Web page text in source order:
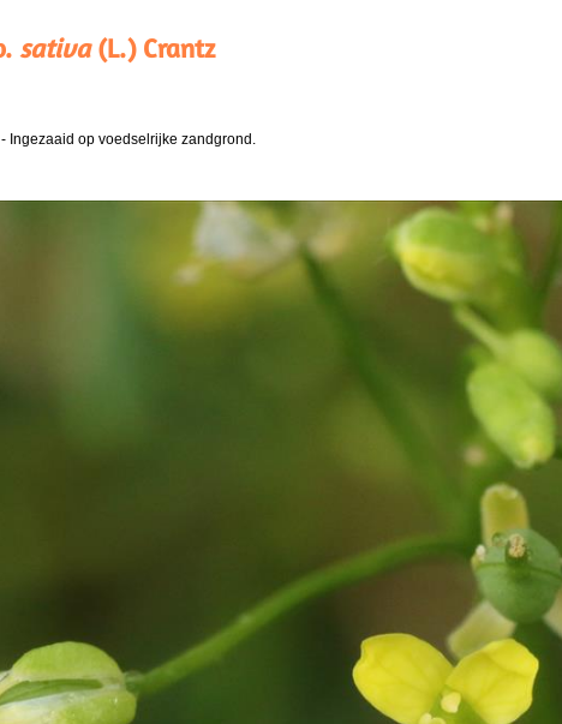
sativa(L.) Crantz
- Ingezaaid op voedselrijke zandgrond.